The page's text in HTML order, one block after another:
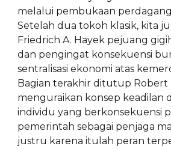
melalui pembukaan
Setelah dua tokoh klasik, kita
Friedrich A. Hayek pejuang
dan pengingat konsekuensi
sentralisasi ekonomi atas
Bagian terakhir ditutup Robert
menguraikan konsep keadilan
individu yang berkonsekuensi
pemerintah sebagai penjaga
justru karena itulah peran